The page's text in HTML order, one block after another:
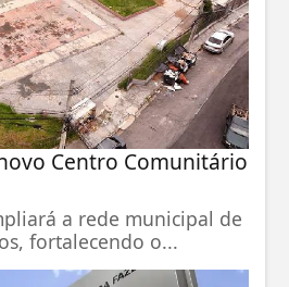
Centro Comunitário
a rede municipal de
fortalecendo o...